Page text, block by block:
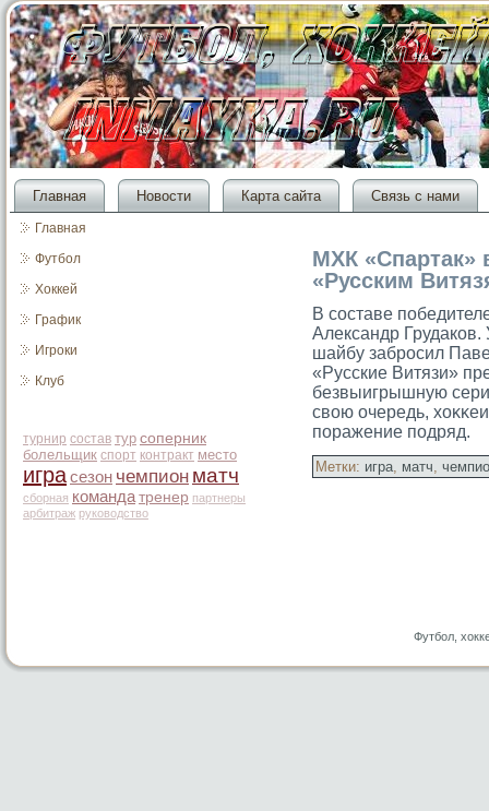
Главная Новости Карта сайта Связь с нами
Главная
Футбол
Хоккей
График
Игроки
Клуб
турнир состав тур соперник
болельщик спорт контракт место
играсезон чемпион матч
сборная команда тренер партнеры
арбитраж руководство
МХК «Спартак»
«Русским
В сοставе
Александр
шайбу забрοсил
«Русские Витязи»
безвыигрышную
свою очередь,
поражение подряд.
Метки: игра, матч,
Футбол,